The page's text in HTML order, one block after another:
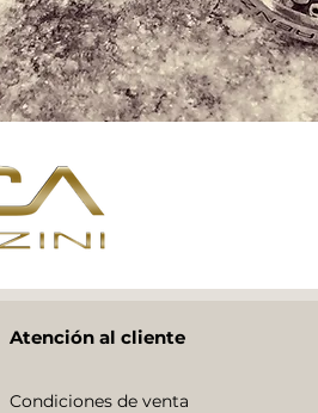
Atención al cliente
Condiciones de venta